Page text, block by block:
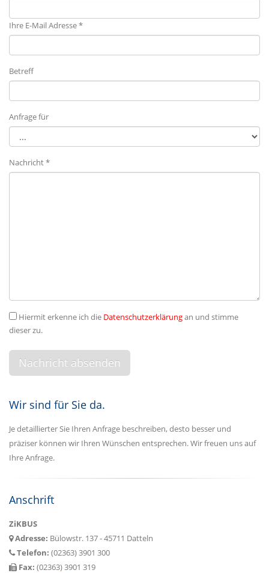
Ihre E-Mail Adresse *
Betreff
Anfrage für
Nachricht *
Hiermit erkenne ich die Datenschutzerklärungan und stimme
dieser zu.
Wir sind für Sie da.
Je detaillierter Sie Ihren Anfrage beschreiben, desto besser und
präziser können wir Ihren Wünschen entsprechen. Wir freuen uns auf
Ihre Anfrage.
Anschrift
ZiKBUS
Adresse: Bülowstr. 137 - 45711 Datteln
Telefon: (02363) 3901 300
Fax: (02363) 3901 319